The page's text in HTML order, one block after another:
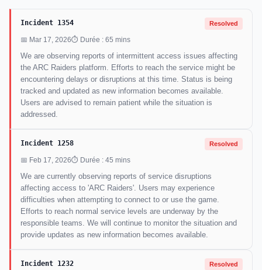
Incident 1354 Resolved
📅 Mar 17, 2026⏱ Durée : 65 mins
We are observing reports of intermittent access issues affecting
the ARC Raiders platform. Efforts to reach the service might be
encountering delays or disruptions at this time. Status is being
tracked and updated as new information becomes available.
Users are advised to remain patient while the situation is
addressed.
Incident 1258 Resolved
📅 Feb 17, 2026⏱ Durée : 45 mins
We are currently observing reports of service disruptions
affecting access to 'ARC Raiders'. Users may experience
difficulties when attempting to connect to or use the game.
Efforts to reach normal service levels are underway by the
responsible teams. We will continue to monitor the situation and
provide updates as new information becomes available.
Incident 1232 Resolved